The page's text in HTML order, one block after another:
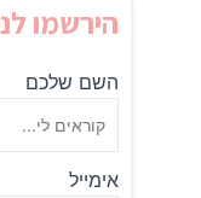
הירשמו
השם שלכם
אימייל